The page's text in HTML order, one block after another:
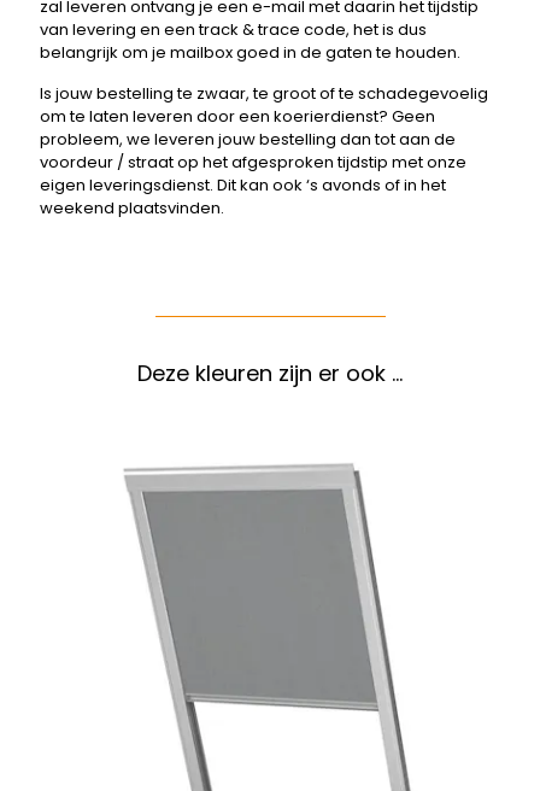
zal leveren ontvang je een e-mail met daarin het tijdstip
van levering en een track & trace code, het is dus
belangrijk om je mailbox goed in de gaten te houden.
Is jouw bestelling te zwaar, te groot of te schadegevoelig
om te laten leveren door een koerierdienst? Geen
probleem, we leveren jouw bestelling dan tot aan de
voordeur / straat op het afgesproken tijdstip met onze
eigen leveringsdienst. Dit kan ook ‘s avonds of in het
weekend plaatsvinden.
Deze kleuren zijn er ook …